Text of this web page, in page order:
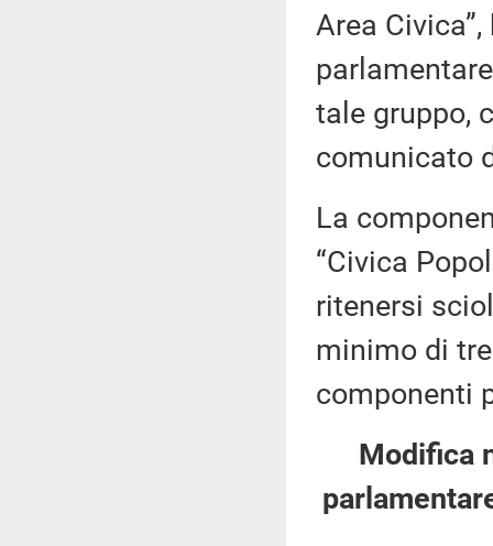
Area
tale gruppo,
comunicato
La
“Civica
ritenersi
minimo di
componenti
Modifica